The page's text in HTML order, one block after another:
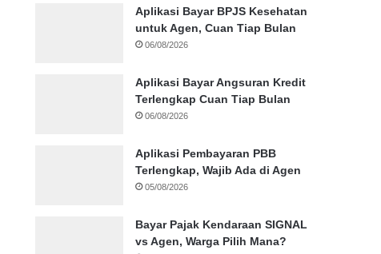
Aplikasi Bayar BPJS Kesehatan
untuk Agen, Cuan Tiap Bulan
06/08/2026
Aplikasi Bayar Angsuran Kredit
Terlengkap Cuan Tiap Bulan
06/08/2026
Aplikasi Pembayaran PBB
Terlengkap, Wajib Ada di Agen
05/08/2026
Bayar Pajak Kendaraan SIGNAL
vs Agen, Warga Pilih Mana?